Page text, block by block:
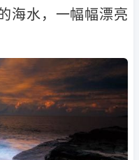
海水，一幅幅漂亮